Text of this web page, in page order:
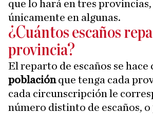
que lo hará en tres
únicamente en algunas.
¿Cuántos escaños
provincia?
El reparto de escaños se hace
poblaciónque tenga cada
cada circunscripción le
número distinto de escaños,